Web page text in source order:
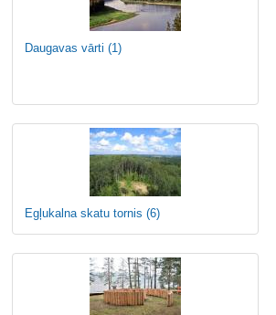
Daugavas vārti (1)
Egļukalna skatu tornis (6)